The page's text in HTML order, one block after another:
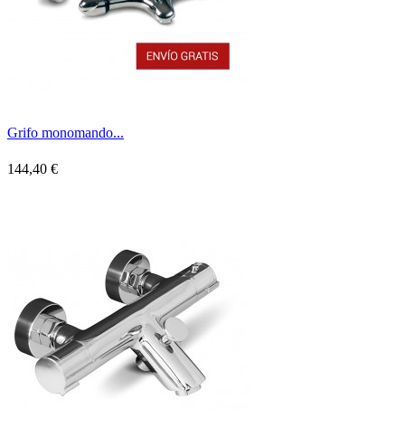
Grifo monomando...
144,40 €